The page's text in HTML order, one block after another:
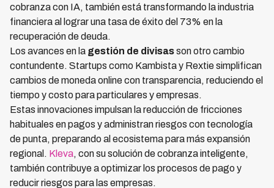
cobranza con IA, también está transformando la industria
financiera al lograr una tasa de éxito del 73% en la
recuperación de deuda.
Los avances en la gestión de divisasson otro cambio
contundente. Startups como Kambista y Rextie simplifican
cambios de moneda online con transparencia, reduciendo el
tiempo y costo para particulares y empresas.
Estas innovaciones impulsan la reducción de fricciones
habituales en pagos y administran riesgos con tecnología
de punta, preparando al ecosistema para más expansión
regional. Kleva, con su solución de cobranza inteligente,
también contribuye a optimizar los procesos de pago y
reducir riesgos para las empresas.